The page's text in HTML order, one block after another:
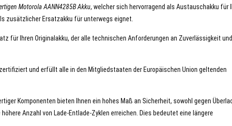
Motorola AANN4285B Akku, welcher sich hervorragend als Austauschakku für
zusätzlicher Ersatzakku für unterwegs eignet.
für Ihren Originalakku, der alle technischen Anforderungen an Zuverlässigkeit und
zertifiziert und erfüllt alle in den Mitgliedstaaten der Europäischen Union geltenden
Komponenten bieten Ihnen ein hohes Maß an Sicherheit, sowohl gegen
Anzahl von Lade-Entlade-Zyklen erreichen. Dies bedeutet eine längere